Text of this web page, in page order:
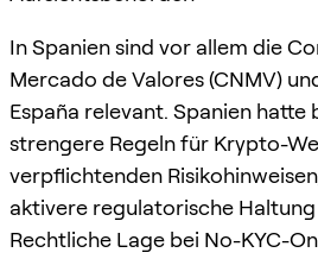
In Spanien sind vor allem die
Mercado de Valores (CNMV)
España relevant. Spanien hatte
strengere Regeln für Krypto-
verpflichtenden
aktivere regulatorische
Rechtliche Lage bei No-KYC-